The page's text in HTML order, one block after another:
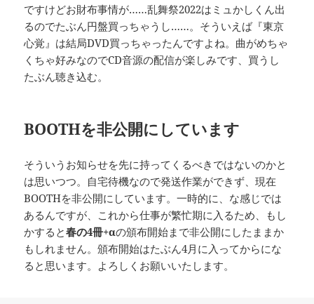
ですけどお財布事情が……乱舞祭2022はミュかしくん出
るのでたぶん円盤買っちゃうし……。そういえば『東京
心覚』は結局DVD買っちゃったんですよね。曲がめちゃ
くちゃ好みなのでCD音源の配信が楽しみです、買うし
たぶん聴き込む。
BOOTHを非公開にしています
そういうお知らせを先に持ってくるべきではないのかと
は思いつつ。自宅待機なので発送作業ができず、現在
BOOTHを非公開にしています。一時的に、な感じでは
あるんですが、これから仕事が繁忙期に入るため、もし
かすると春の4冊+αの頒布開始まで非公開にしたままか
もしれません。頒布開始はたぶん4月に入ってからにな
ると思います。よろしくお願いいたします。